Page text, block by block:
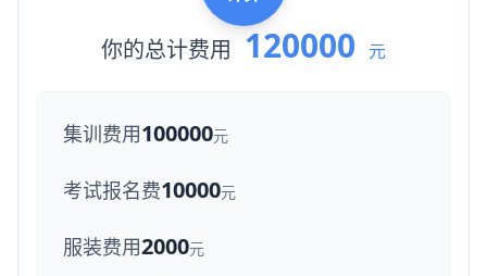
你的总计费用 120000 元
集训费用100000元
考试报名费10000元
服装费用2000元